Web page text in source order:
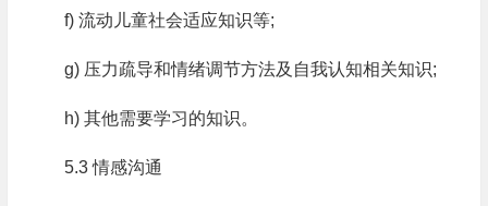
f) 流动儿童社会适应知识等;
g) 压力疏导和情绪调节方法及自我认知相关知识;
h) 其他需要学习的知识。
5.3 情感沟通